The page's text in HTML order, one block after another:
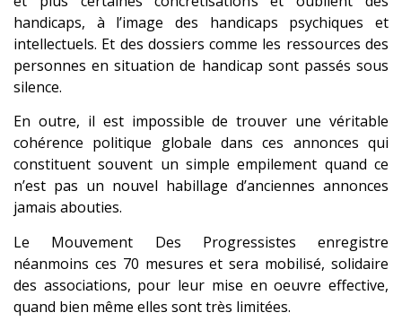
handicaps, à l’image des handicaps psychiques et
intellectuels. Et des dossiers comme les ressources des
personnes en situation de handicap sont passés sous
silence.
En outre, il est impossible de trouver une véritable
cohérence politique globale dans ces annonces qui
constituent souvent un simple empilement quand ce
n’est pas un nouvel habillage d’anciennes annonces
jamais abouties.
Le Mouvement Des Progressistes enregistre
néanmoins ces 70 mesures et sera mobilisé, solidaire
des associations, pour leur mise en oeuvre effective,
quand bien même elles sont très limitées.